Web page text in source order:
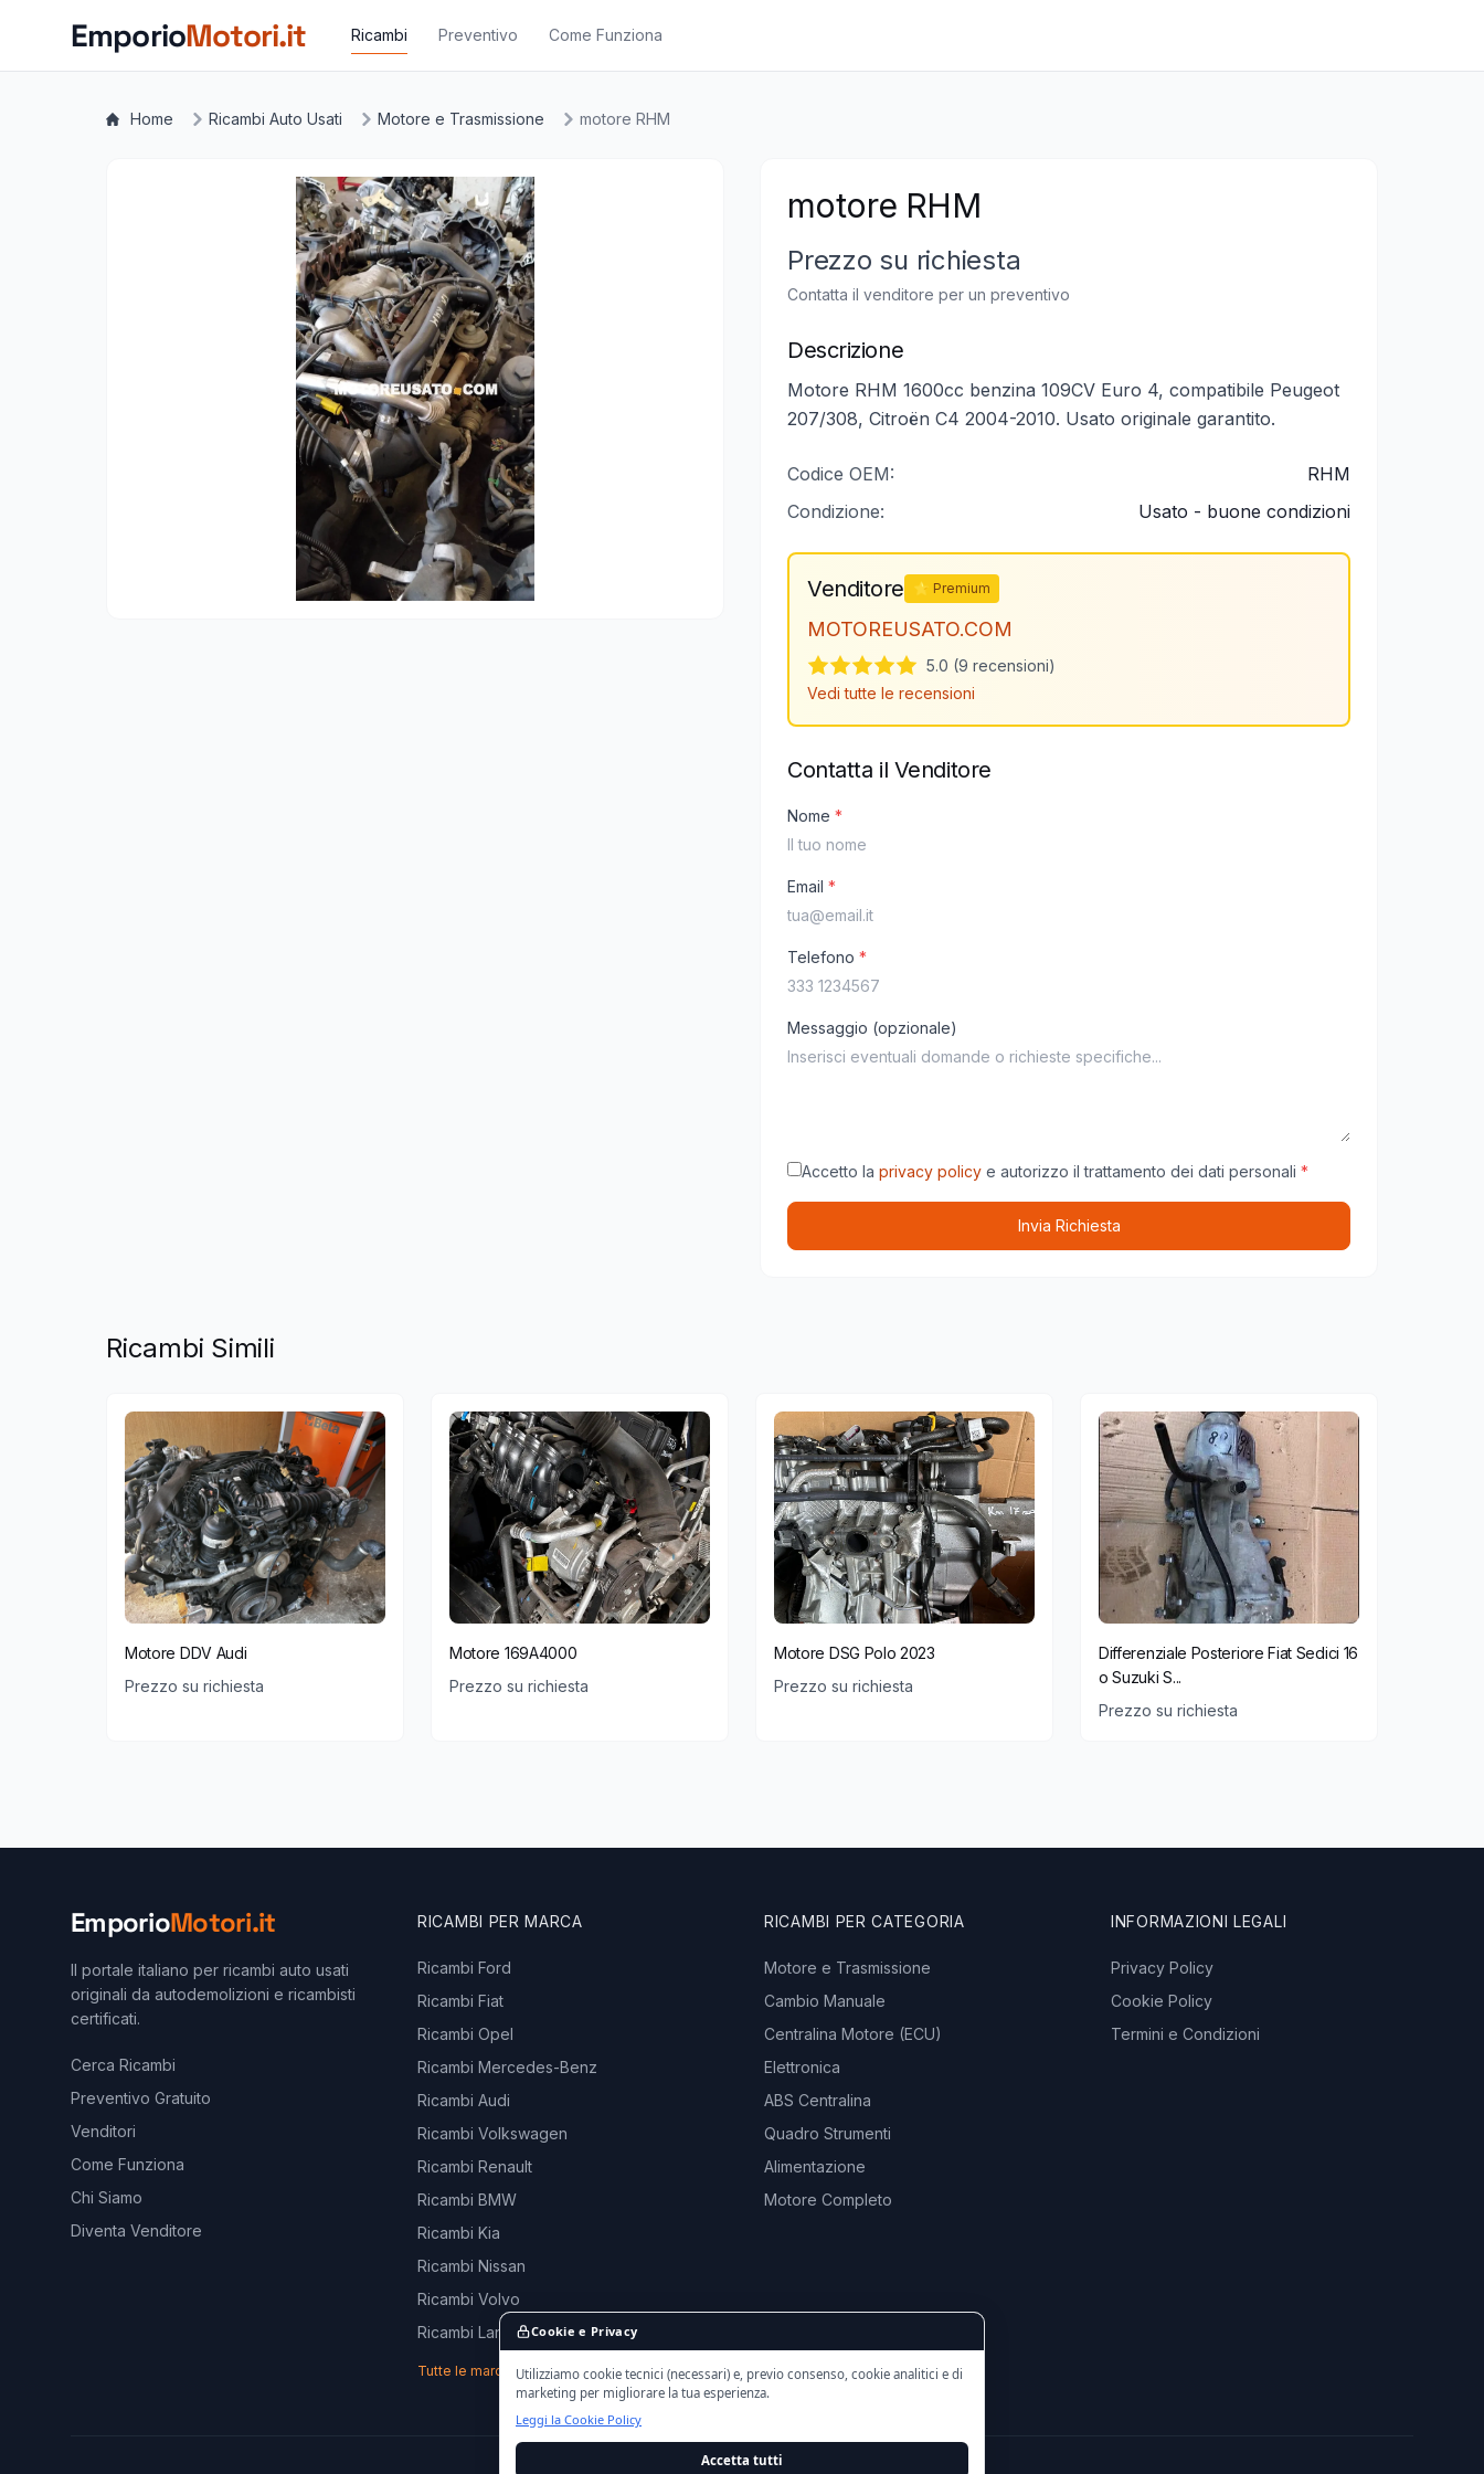
EmporioMotori.it Ricambi Preventivo Come Funziona
Home Ricambi Auto Usati Motore e Trasmissione motore RHM
motore RHM
Prezzo su richiesta
Contatta il venditore per un preventivo
Descrizione
Motore RHM 1600cc benzina 109CV Euro 4, compatibile Peugeot
207/308, Citroën C4 2004-2010. Usato originale garantito.
Codice OEM:
RHM
Condizione:
Usato - buone condizioni
Venditore ⭐ Premium
MOTOREUSATO.COM
5.0 (9 recensioni)
Vedi tutte le recensioni
Contatta il Venditore
Nome *
Email *
Telefono *
Messaggio (opzionale)
Accetto la privacy policy e autorizzo il trattamento dei dati personali *
Invia Richiesta
Ricambi Simili
Motore DDV Audi
Prezzo su richiesta
Motore 169A4000
Prezzo su richiesta
Motore DSG Polo 2023
Prezzo su richiesta
Differenziale Posteriore Fiat Sedici 16
o Suzuki S...
Prezzo su richiesta
EmporioMotori.it
Il portale italiano per ricambi auto usati
originali da autodemolizioni e ricambisti
certificati.
Cerca Ricambi
Preventivo Gratuito
Venditori
Come Funziona
Chi Siamo
Diventa Venditore
RICAMBI PER MARCA
Ricambi Ford
Ricambi Fiat
Ricambi Opel
Ricambi Mercedes-Benz
Ricambi Audi
Ricambi Volkswagen
Ricambi Renault
Ricambi BMW
Ricambi Kia
Ricambi Nissan
Ricambi Volvo
Ricambi Land Rover
Tutte le marche →
RICAMBI PER CATEGORIA
Motore e Trasmissione
Cambio Manuale
Centralina Motore (ECU)
Elettronica
ABS Centralina
Quadro Strumenti
Alimentazione
Motore Completo
INFORMAZIONI LEGALI
Privacy Policy
Cookie Policy
Termini e Condizioni
Cookie e Privacy
Utilizziamo cookie tecnici (necessari) e, previo consenso, cookie analitici e di
marketing per migliorare la tua esperienza.
Leggi la Cookie Policy
Accetta tutti